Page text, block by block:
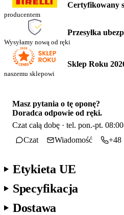
Certyfikowany
producentem
Przesyłka
Wysyłamy nową od ręki
Sklep Roku
naszemu sklepowi
Masz pytania o tę oponę?
Doradca odpowie od ręki.
Czat całą dobę · tel. pon.-pt.
Czat
Wiadomość +48
Etykieta UE
Specyfikacja
Dostawa